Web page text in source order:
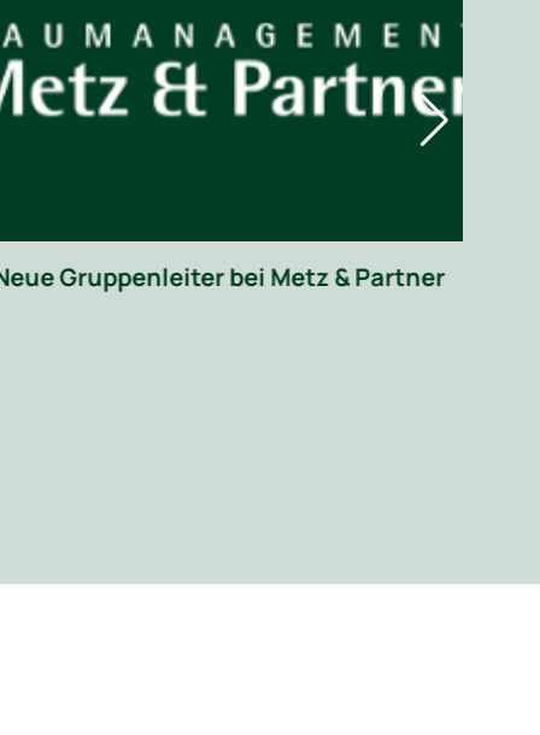
Gruppenleiter bei Metz & Partner